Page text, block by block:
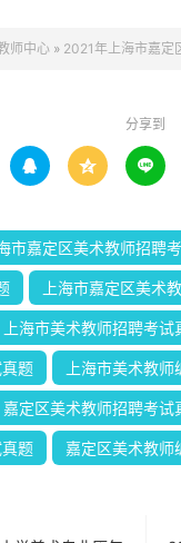
师中心 » 2021年上海市嘉定
分享到
  
市嘉定区美术教师招聘
上海市嘉定区美术
上海市美术教师招聘考试
题 上海市美术教
嘉定区美术教师招聘考试
题 嘉定区美术教师